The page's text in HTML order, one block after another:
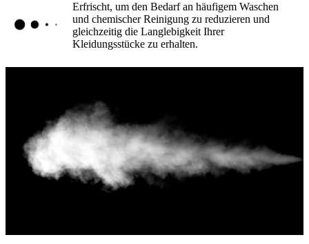
Erfrischt, um den Bedarf an häufigem Waschen
und chemischer Reinigung zu reduzieren und
gleichzeitig die Langlebigkeit Ihrer
Kleidungsstücke zu erhalten.